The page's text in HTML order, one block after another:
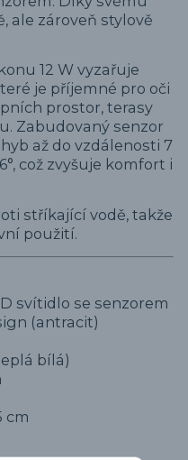
ale zároveň stylově
12 W vyzařuje
je příjemné pro oči
prostor, terasy
Zabudovaný senzor
až do vzdálenosti 7
což zvyšuje komfort i
stříkající vodě, takže
použití.
svítidlo se senzorem
(antracit)
bílá)
cm